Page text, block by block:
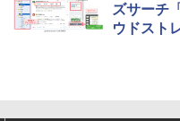
ズサーチ
ウドスト